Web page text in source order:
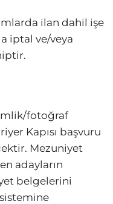
ilan dahil işe
iptal ve/veya
fotoğraf
Kapısı başvuru
Mezuniyet
adayların
belgelerini